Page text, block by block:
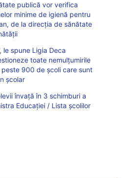
publică vor verifica
minime de igienă pentru
de la direcția de sănătate
le spune Ligia Deca
toate nemulțumirile
900 de școli care sunt
școlar
învață în 3 schimburi a
Educației / Lista școlilor